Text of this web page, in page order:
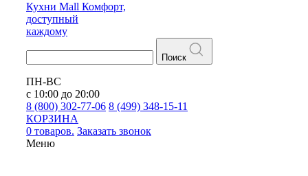
Кухни Mall Комфорт,
доступный
каждому
Поиск
ПН-ВС
с 10:00 до 20:00
8 (800) 302-77-06 8 (499) 348-15-11
КОРЗИНА
0 товаров. Заказать звонок
Меню